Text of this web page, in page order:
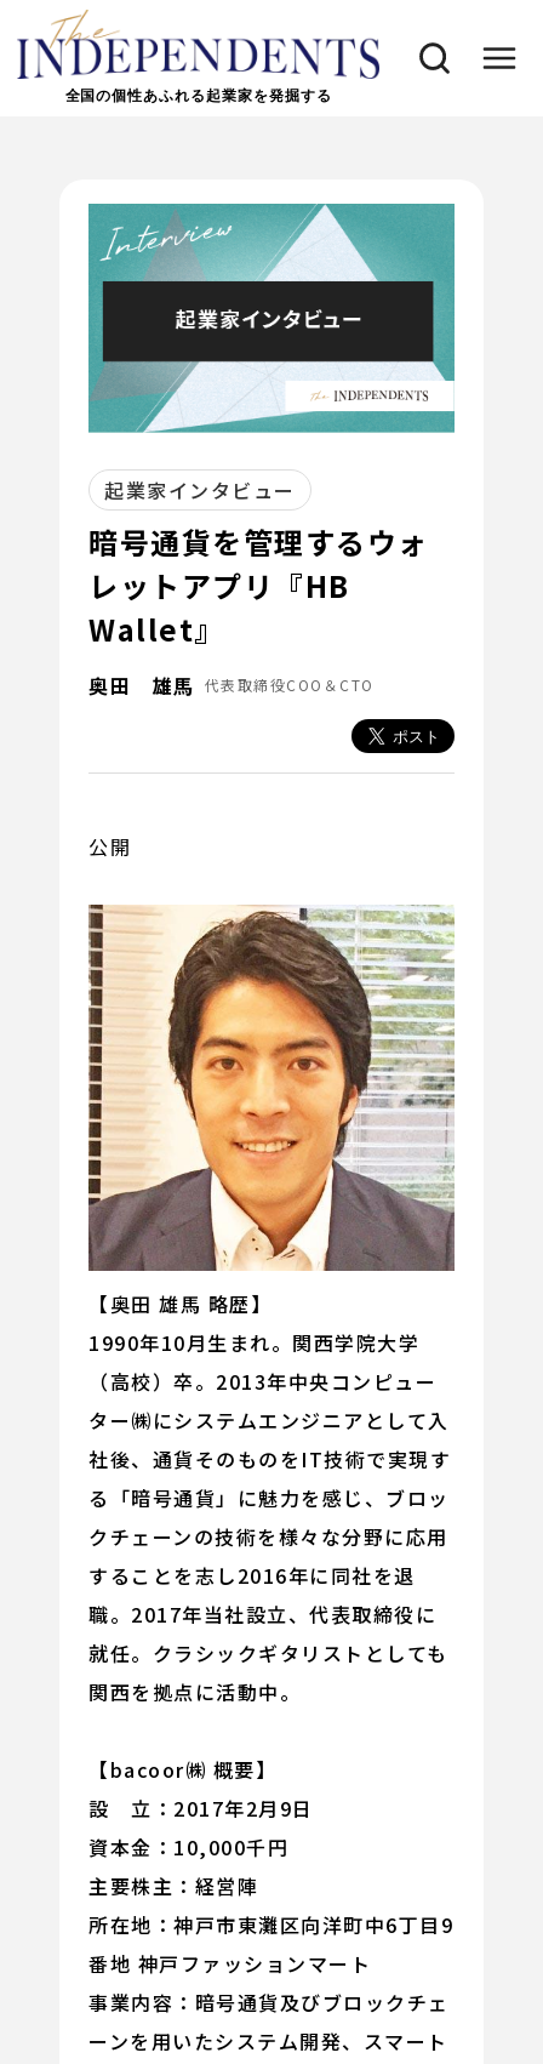
全国の個性あふれる起業家を発掘する
起業家インタビュー
暗号通貨を管理するウォ
レットアプリ『HB
Wallet』
奥田 雄馬 代表取締役COO＆CTO
公開
【奥田 雄馬 略歴】
1990年10月生まれ。関西学院大学
（高校）卒。2013年中央コンピュー
ター㈱にシステムエンジニアとして入
社後、通貨そのものをIT技術で実現す
る「暗号通貨」に魅力を感じ、ブロッ
クチェーンの技術を様々な分野に応用
することを志し2016年に同社を退
職。2017年当社設立、代表取締役に
就任。クラシックギタリストとしても
関西を拠点に活動中。
【bacoor㈱ 概要】
設 立：2017年2月9日
資本金：10,000千円
主要株主：経営陣
所在地：神戸市東灘区向洋町中6丁目9
番地 神戸ファッションマート
事業内容：暗号通貨及びブロックチェ
ーンを用いたシステム開発、スマート